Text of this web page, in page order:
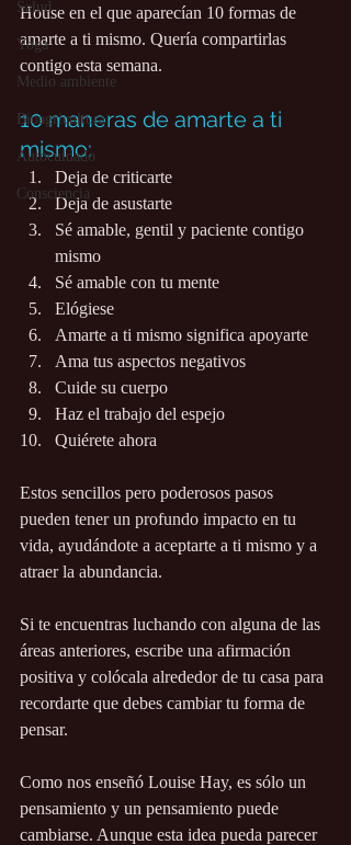
Salud
Yoga
Medio ambiente
Bioagricultura
Autocuidado
Consciencia
House en el que aparecían 10 formas de
amarte a ti mismo. Quería compartirlas
contigo esta semana.
10 maneras de amarte a ti
mismo:
Deja de criticarte
Deja de asustarte
Sé amable, gentil y paciente contigo
mismo
Sé amable con tu mente
Elógiese
Amarte a ti mismo significa apoyarte
Ama tus aspectos negativos
Cuide su cuerpo
Haz el trabajo del espejo
Quiérete ahora
Estos sencillos pero poderosos pasos
pueden tener un profundo impacto en tu
vida, ayudándote a aceptarte a ti mismo y a
atraer la abundancia.
Si te encuentras luchando con alguna de las
áreas anteriores, escribe una afirmación
positiva y colócala alrededor de tu casa para
recordarte que debes cambiar tu forma de
pensar.
Como nos enseñó Louise Hay, es sólo un
pensamiento y un pensamiento puede
cambiarse. Aunque esta idea pueda parecer